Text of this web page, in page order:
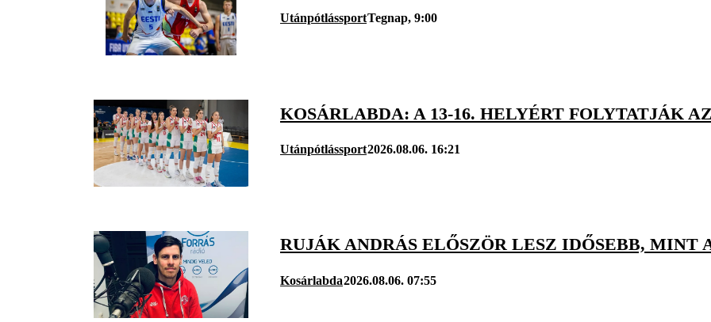
UtánpótlássportTegnap, 9:00
KOSÁRLABDA: A 13-16. HELYÉRT FOLYTATJÁK
Utánpótlássport2026.08.06. 16:21
RUJÁK ANDRÁS ELŐSZÖR LESZ IDŐSEBB, MINT
Kosárlabda2026.08.06. 07:55